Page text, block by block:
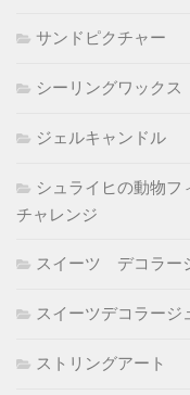
サンドピクチャー
シーリングワックス
ジェルキャンドル
シュライヒの動物フ
チャレンジ
スイーツ デコラー
スイーツデコラージ
ストリングアート